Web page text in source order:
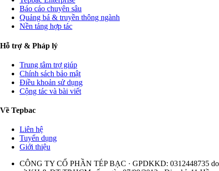
Báo cáo chuyên sâu
Quảng bá & truyền thông ngành
Nền tảng hợp tác
Hỗ trợ & Pháp lý
Trung tâm trợ giúp
Chính sách bảo mật
Điều khoản sử dụng
Cộng tác và bài viết
Về Tepbac
Liên hệ
Tuyển dụng
Giới thiệu
CÔNG TY CỔ PHẦN TÉP BẠC · GPDKKD: 0312448735 do